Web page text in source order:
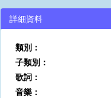
詳細資料
類別：
子類別：
歌詞：
音樂：